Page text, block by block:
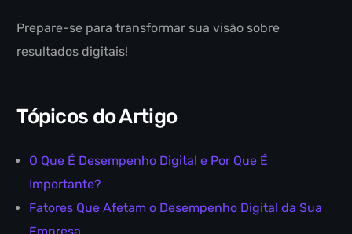
Prepare-se para transformar sua visão sobre
resultados digitais!
Tópicos do Artigo
O Que É Desempenho Digital e Por Que É
Importante?
Fatores Que Afetam o Desempenho Digital da Sua
Empresa